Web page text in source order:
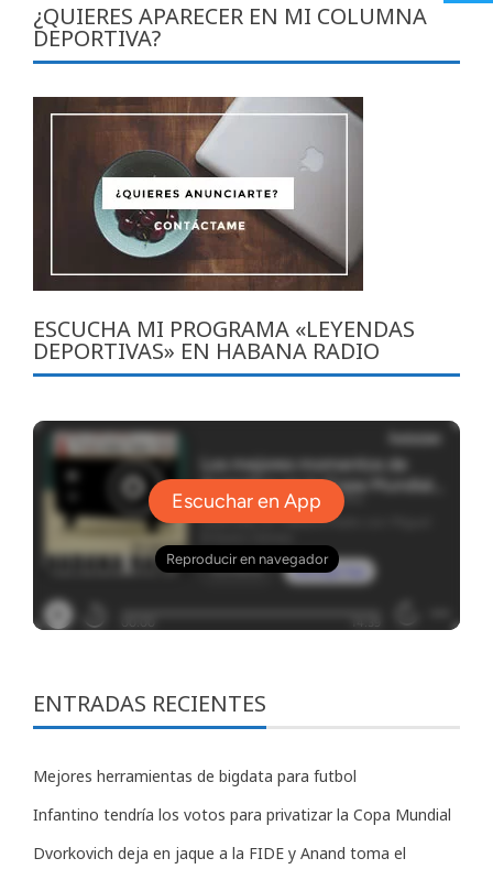
¿QUIERES APARECER EN MI COLUMNA
DEPORTIVA?
ESCUCHA MI PROGRAMA «LEYENDAS
DEPORTIVAS» EN HABANA RADIO
ENTRADAS RECIENTES
Mejores herramientas de bigdata para futbol
Infantino tendría los votos para privatizar la Copa Mundial
Dvorkovich deja en jaque a la FIDE y Anand toma el